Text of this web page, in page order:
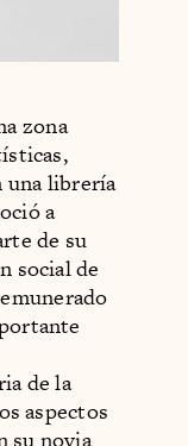
zona
una librería
a
de su
social de
de la
aspectos
su novia